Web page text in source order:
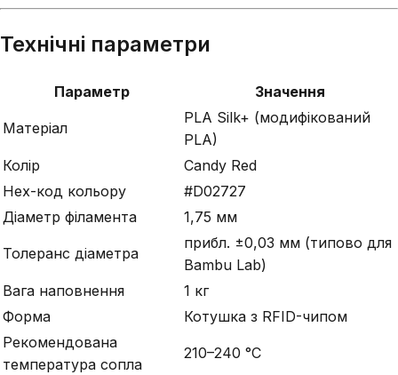
Технічні параметри
Параметр Значення
Матеріал
PLA Silk+ (модифікований
PLA)
Колір
Candy Red
Hex-код кольору
#D02727
Діаметр філамента
1,75 мм
Толеранс діаметра
прибл. ±0,03 мм (типово для
Bambu Lab)
Вага наповнення
1 кг
Форма
Котушка з RFID-чипом
Рекомендована
температура сопла
210–240 °C